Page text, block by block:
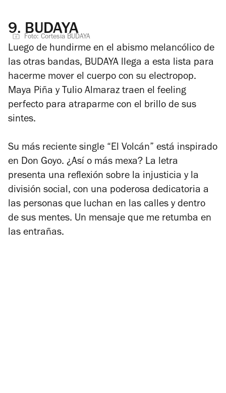
9. BUDAYA
Foto: Cortesía BUDAYA
Luego de hundirme en el abismo melancólico de
las otras bandas, BUDAYA llega a esta lista para
hacerme mover el cuerpo con su electropop.
Maya Piña y Tulio Almaraz traen el feeling
perfecto para atraparme con el brillo de sus
sintes.
Su más reciente single “El Volcán” está inspirado
en Don Goyo. ¿Así o más mexa? La letra
presenta una reflexión sobre la injusticia y la
división social, con una poderosa dedicatoria a
las personas que luchan en las calles y dentro
de sus mentes. Un mensaje que me retumba en
las entrañas.